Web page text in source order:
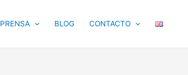
PRENSA BLOG CONTACTO